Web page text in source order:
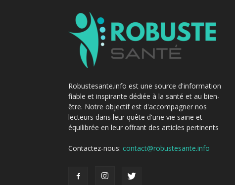
Robustesante.info est une source d'information
fiable et inspirante dédiée à la santé et au bien-
être. Notre objectif est d'accompagner nos
lecteurs dans leur quête d'une vie saine et
équilibrée en leur offrant des articles pertinents
Contactez-nous: contact@robustesante.info